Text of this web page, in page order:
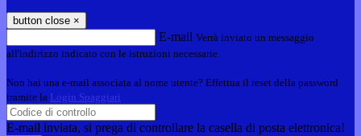
button close ×
E-mail Verrà inviato un messaggio
all'indirizzo indicato con le istruzioni necessarie.
Non hai una e-mail associata al nome utente? Effettua il reset della password
tramite la Login Spaggiari
E-mail inviata, si prega di controllare la casella di posta elettronica!